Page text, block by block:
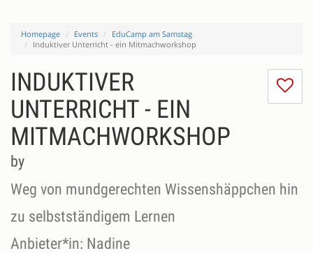
Homepage Events
EduCamp am Samstag
Induktiver Unterricht - ein Mitmachworkshop
I
INDUKTIVER
UNTERRICHT - EIN
MITMACHWORKSHOP
by
Weg von mundgerechten Wissenshäppchen hin
zu selbstständigem Lernen
Anbieter*in: Nadine